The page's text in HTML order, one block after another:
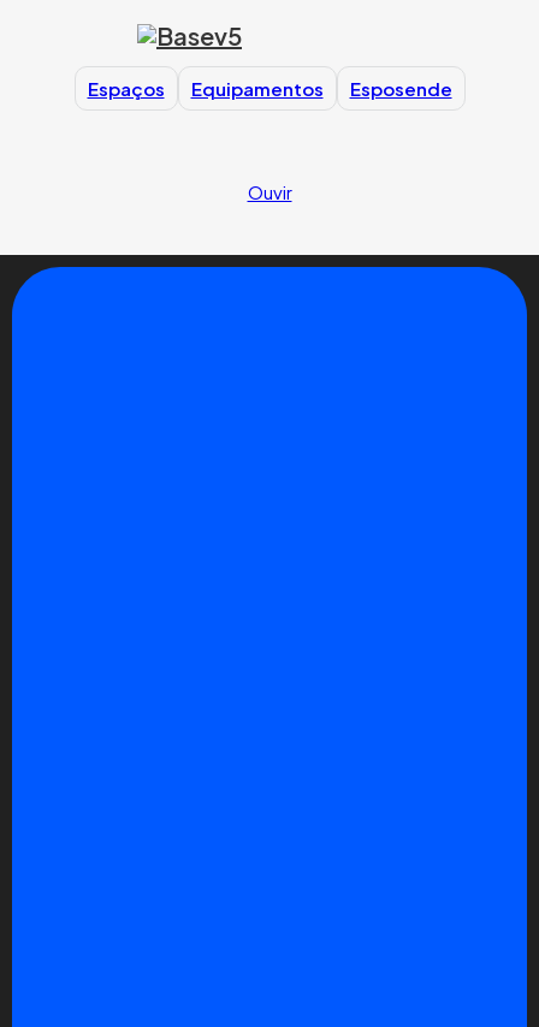
Espaços Equipamentos Esposende
Ouvir